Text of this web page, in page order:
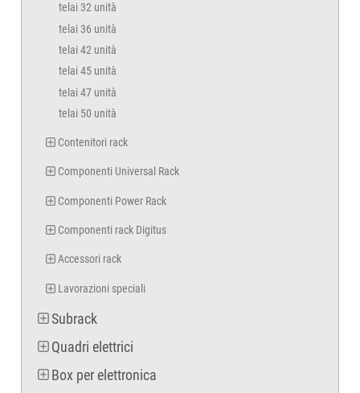
telai 32 unità
telai 36 unità
telai 42 unità
telai 45 unità
telai 47 unità
telai 50 unità
Contenitori rack
Componenti Universal Rack
Componenti Power Rack
Componenti rack Digitus
Accessori rack
Lavorazioni speciali
Subrack
Quadri elettrici
Box per elettronica